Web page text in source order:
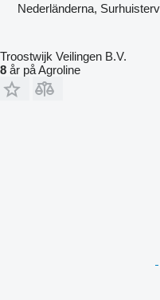
Nederländerna,
Troostwijk Veilingen B.V.
8 år på Agroline